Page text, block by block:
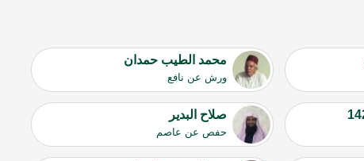
محمد الطيب حمدان
ورش عن نافع
صلاح البدير
حفص عن عاصم